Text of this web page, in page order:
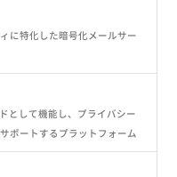
に特化した暗号化メールサー
として機能し、プライバシー
ポートするプラットフォーム